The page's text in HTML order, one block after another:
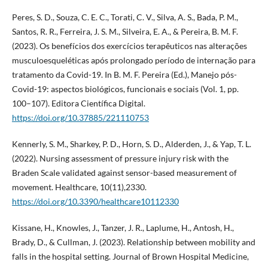
Peres, S. D., Souza, C. E. C., Torati, C. V., Silva, A. S., Bada, P. M.,
Santos, R. R., Ferreira, J. S. M., Silveira, E. A., & Pereira, B. M. F.
(2023). Os benefícios dos exercícios terapêuticos nas alterações
musculoesqueléticas após prolongado período de internação para
tratamento da Covid-19. In B. M. F. Pereira (Ed.), Manejo pós-
Covid-19: aspectos biológicos, funcionais e sociais (Vol. 1, pp.
100–107). Editora Científica Digital.
https://doi.org/10.37885/221110753
Kennerly, S. M., Sharkey, P. D., Horn, S. D., Alderden, J., & Yap, T. L.
(2022). Nursing assessment of pressure injury risk with the
Braden Scale validated against sensor-based measurement of
movement. Healthcare, 10(11),2330.
https://doi.org/10.3390/healthcare10112330
Kissane, H., Knowles, J., Tanzer, J. R., Laplume, H., Antosh, H.,
Brady, D., & Cullman, J. (2023). Relationship between mobility and
falls in the hospital setting. Journal of Brown Hospital Medicine,